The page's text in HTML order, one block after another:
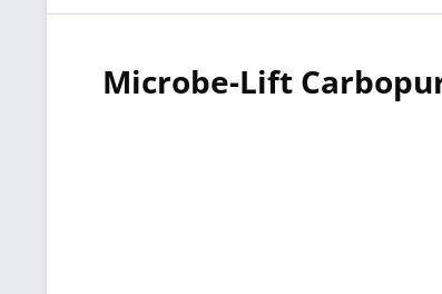
Microbe-Lift